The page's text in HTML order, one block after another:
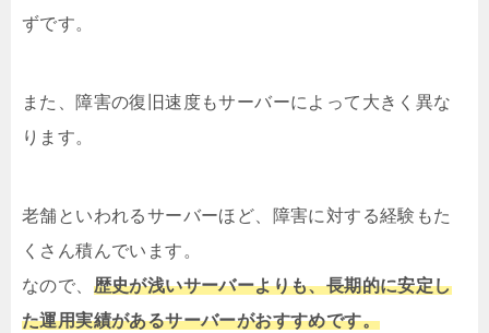
ずです。
また、障害の復旧速度もサーバーによって大きく異な
ります。
老舗といわれるサーバーほど、障害に対する経験もた
くさん積んでいます。
なので、 歴史が浅いサーバーよりも、長期的に安定し
た運用実績があるサーバーがおすすめです。